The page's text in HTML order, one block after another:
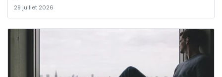
29 juillet 2026